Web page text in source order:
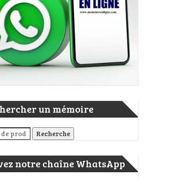
un mémoire
: Recherche
notre chaîne WhatsApp